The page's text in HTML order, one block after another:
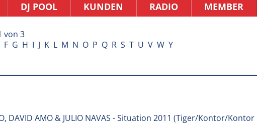
DJ POOL KUNDEN RADIO MEMBER
von 3
F G H I J K L M N O P Q R S T U V W Y